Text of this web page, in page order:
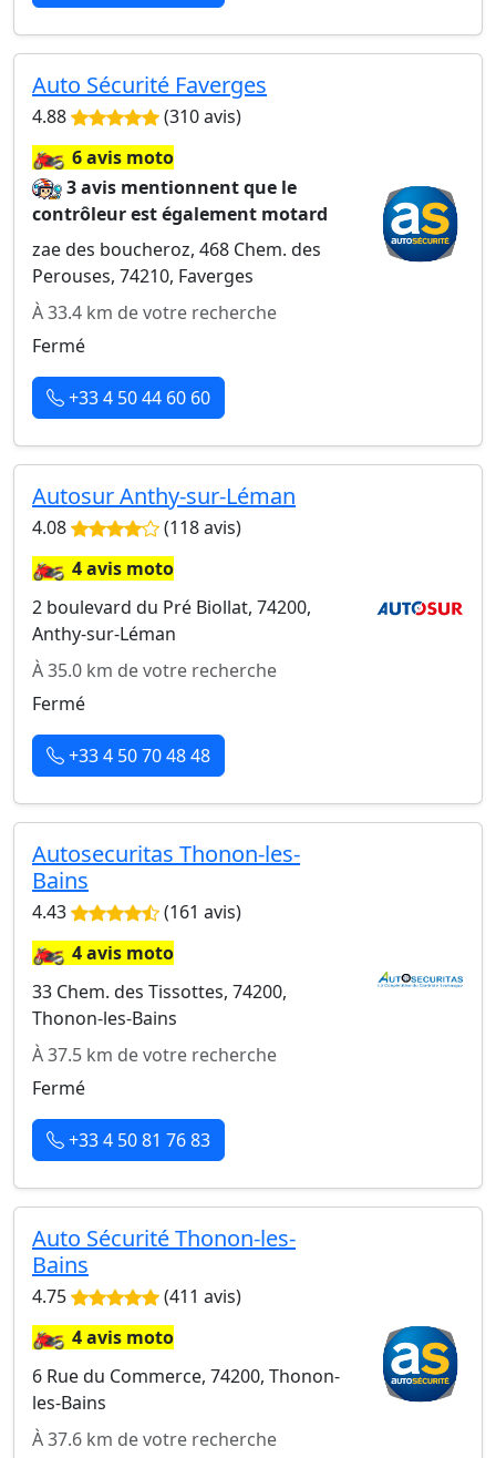
Auto Sécurité Faverges
4.88 (310 avis)
🏍️6 avis moto
3 avis mentionnent que le
contrôleur est également motard
zae des boucheroz, 468 Chem. des
Perouses, 74210, Faverges
À 33.4 km de votre recherche
Fermé
+33 4 50 44 60 60
Autosur Anthy-sur-Léman
4.08 (118 avis)
🏍️4 avis moto
2 boulevard du Pré Biollat, 74200,
Anthy-sur-Léman
À 35.0 km de votre recherche
Fermé
+33 4 50 70 48 48
Autosecuritas Thonon-les-
Bains
4.43 (161 avis)
🏍️4 avis moto
33 Chem. des Tissottes, 74200,
Thonon-les-Bains
À 37.5 km de votre recherche
Fermé
+33 4 50 81 76 83
Auto Sécurité Thonon-les-
Bains
4.75 (411 avis)
🏍️4 avis moto
6 Rue du Commerce, 74200, Thonon-
les-Bains
À 37.6 km de votre recherche